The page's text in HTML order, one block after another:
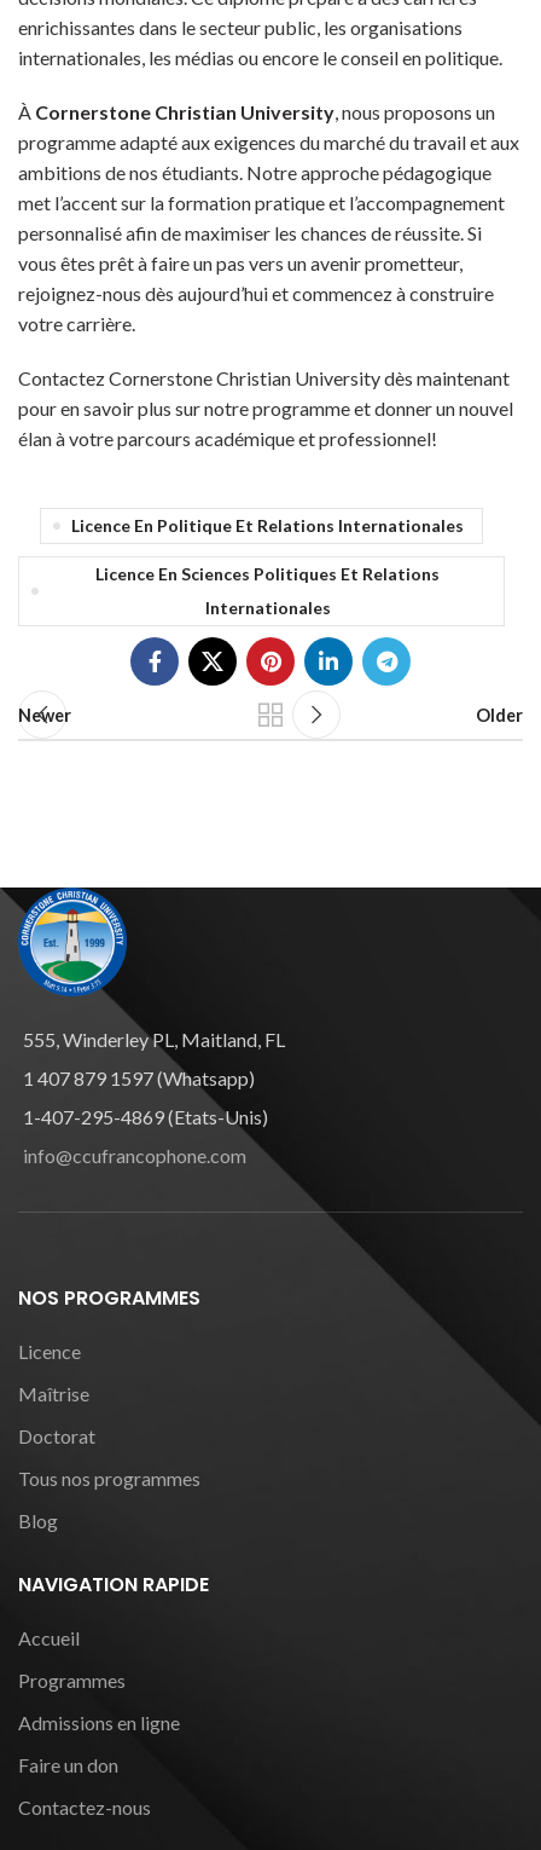
enrichissantes dans le secteur public, les organisations
internationales, les médias ou encore le conseil en politique.
À Cornerstone Christian University, nous proposons un
programme adapté aux exigences du marché du travail et aux
ambitions de nos étudiants. Notre approche pédagogique
met l’accent sur la formation pratique et l’accompagnement
personnalisé afin de maximiser les chances de réussite. Si
vous êtes prêt à faire un pas vers un avenir prometteur,
rejoignez-nous dès aujourd’hui et commencez à construire
votre carrière.
Contactez Cornerstone Christian University dès maintenant
pour en savoir plus sur notre programme et donner un nouvel
élan à votre parcours académique et professionnel!
Licence En Politique Et Relations Internationales
Licence En Sciences Politiques Et Relations
Internationales
Newer Older
555, Winderley PL, Maitland, FL
1 407 879 1597 (Whatsapp)
1-407-295-4869 (Etats-Unis)
info@ccufrancophone.com
NOS PROGRAMMES
Licence
Maîtrise
Doctorat
Tous nos programmes
Blog
NAVIGATION RAPIDE
Accueil
Programmes
Admissions en ligne
Faire un don
Contactez-nous